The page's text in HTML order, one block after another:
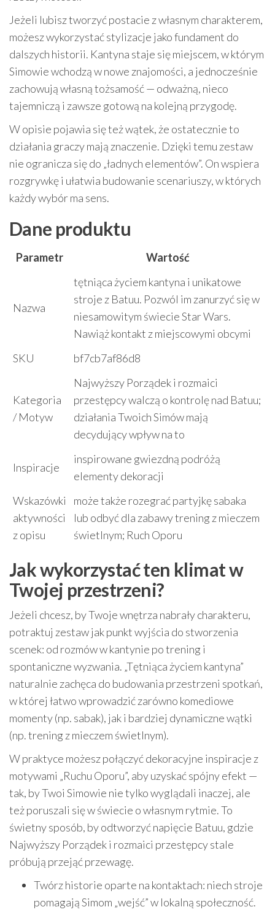
Jeżeli lubisz tworzyć postacie z własnym charakterem,
możesz wykorzystać stylizacje jako fundament do
dalszych historii. Kantyna staje się miejscem, w którym
Simowie wchodzą w nowe znajomości, a jednocześnie
zachowują własną tożsamość — odważną, nieco
tajemniczą i zawsze gotową na kolejną przygodę.
W opisie pojawia się też wątek, że ostatecznie to
działania graczy mają znaczenie. Dzięki temu zestaw
nie ogranicza się do „ładnych elementów”. On wspiera
rozgrywkę i ułatwia budowanie scenariuszy, w których
każdy wybór ma sens.
Dane produktu
Parametr Wartość
Nazwa
tętniąca życiem kantyna i unikatowe
stroje z Batuu. Pozwól im zanurzyć się w
niesamowitym świecie Star Wars.
Nawiąż kontakt z miejscowymi obcymi
SKU
bf7cb7af86d8
Kategoria
/ Motyw
Najwyższy Porządek i rozmaici
przestępcy walczą o kontrolę nad Batuu;
działania Twoich Simów mają
decydujący wpływ na to
Inspiracje
inspirowane gwiezdną podróżą
elementy dekoracji
Wskazówki
aktywności
z opisu
może także rozegrać partyjkę sabaka
lub odbyć dla zabawy trening z mieczem
świetlnym; Ruch Oporu
Jak wykorzystać ten klimat w
Twojej przestrzeni?
Jeżeli chcesz, by Twoje wnętrza nabrały charakteru,
potraktuj zestaw jak punkt wyjścia do stworzenia
scenek: od rozmów w kantynie po trening i
spontaniczne wyzwania. „Tętniąca życiem kantyna”
naturalnie zachęca do budowania przestrzeni spotkań,
w której łatwo wprowadzić zarówno komediowe
momenty (np. sabak), jak i bardziej dynamiczne wątki
(np. trening z mieczem świetlnym).
W praktyce możesz połączyć dekoracyjne inspiracje z
motywami „Ruchu Oporu”, aby uzyskać spójny efekt —
tak, by Twoi Simowie nie tylko wyglądali inaczej, ale
też poruszali się w świecie o własnym rytmie. To
świetny sposób, by odtworzyć napięcie Batuu, gdzie
Najwyższy Porządek i rozmaici przestępcy stale
próbują przejąć przewagę.
Twórz historie oparte na kontaktach: niech stroje
pomagają Simom „wejść” w lokalną społeczność.